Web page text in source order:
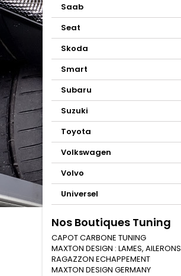
Saab
Seat
Skoda
Smart
Subaru
Suzuki
Toyota
Volkswagen
Volvo
Universel
Nos Boutiques Tuning
CAPOT CARBONE TUNING
MAXTON DESIGN : LAMES, AILERONS
RAGAZZON ECHAPPEMENT
MAXTON DESIGN GERMANY